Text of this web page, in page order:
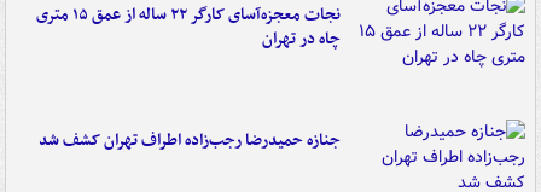
نجات معجزه‌آسای کارگر ۲۲ ساله از عمق ۱۵ متری
چاه در تهران
جنازه حمیدرضا رجب‌زاده اطراف تهران کشف شد